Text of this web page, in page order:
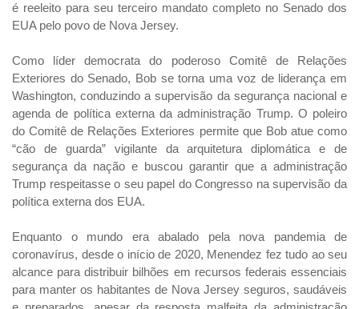
é reeleito para seu terceiro mandato completo no Senado dos
EUA pelo povo de Nova Jersey.
Como líder democrata do poderoso Comitê de Relações
Exteriores do Senado, Bob se torna uma voz de liderança em
Washington, conduzindo a supervisão da segurança nacional e
agenda de política externa da administração Trump. O poleiro
do Comitê de Relações Exteriores permite que Bob atue como
“cão de guarda” vigilante da arquitetura diplomática e de
segurança da nação e buscou garantir que a administração
Trump respeitasse o seu papel do Congresso na supervisão da
política externa dos EUA.
Enquanto o mundo era abalado pela nova pandemia de
coronavírus, desde o início de 2020, Menendez fez tudo ao seu
alcance para distribuir bilhões em recursos federais essenciais
para manter os habitantes de Nova Jersey seguros, saudáveis